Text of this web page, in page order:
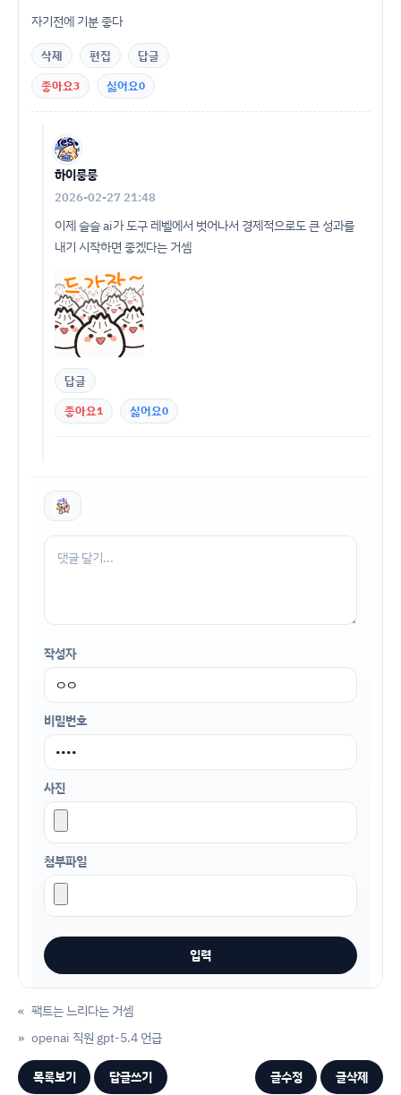
자기전에 기분 좋다
삭제 편집
답글
좋아요3 싫어요0
하이룽룽
2026-02-27 21:48
이제 슬슬 ai가 도구 레벨에서 벗어나서 경제적으로도 큰 성과를
내기 시작하면 좋겠다는 거셈
답글
좋아요1 싫어요0
작성자
비밀번호
사진
첨부파일
« 팩트는 느리다는 거셈
openai 직원 gpt-5.4 언급
»
목록보기 답글쓰기 글수정 글삭제